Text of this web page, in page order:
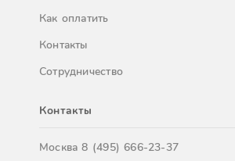
Как оплатить
Контакты
Сотрудничество
Контакты
Москва8 (495) 666-23-37